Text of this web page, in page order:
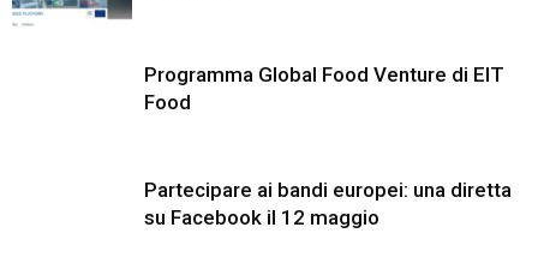
Programma Global Food Venture di EIT
Food
Partecipare ai bandi europei: una diretta
su Facebook il 12 maggio